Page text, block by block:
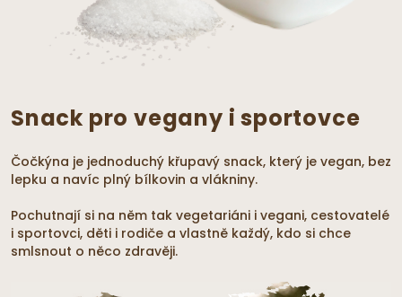
Snack pro vegany i sportovce
Čočkýna je jednoduchý křupavý snack, který je vegan, bez
lepku a navíc plný bílkovin a vlákniny.
Pochutnají si na něm tak vegetariáni i vegani, cestovatelé
i sportovci, děti i rodiče a vlastně každý, kdo si chce
smlsnout o něco zdravěji.